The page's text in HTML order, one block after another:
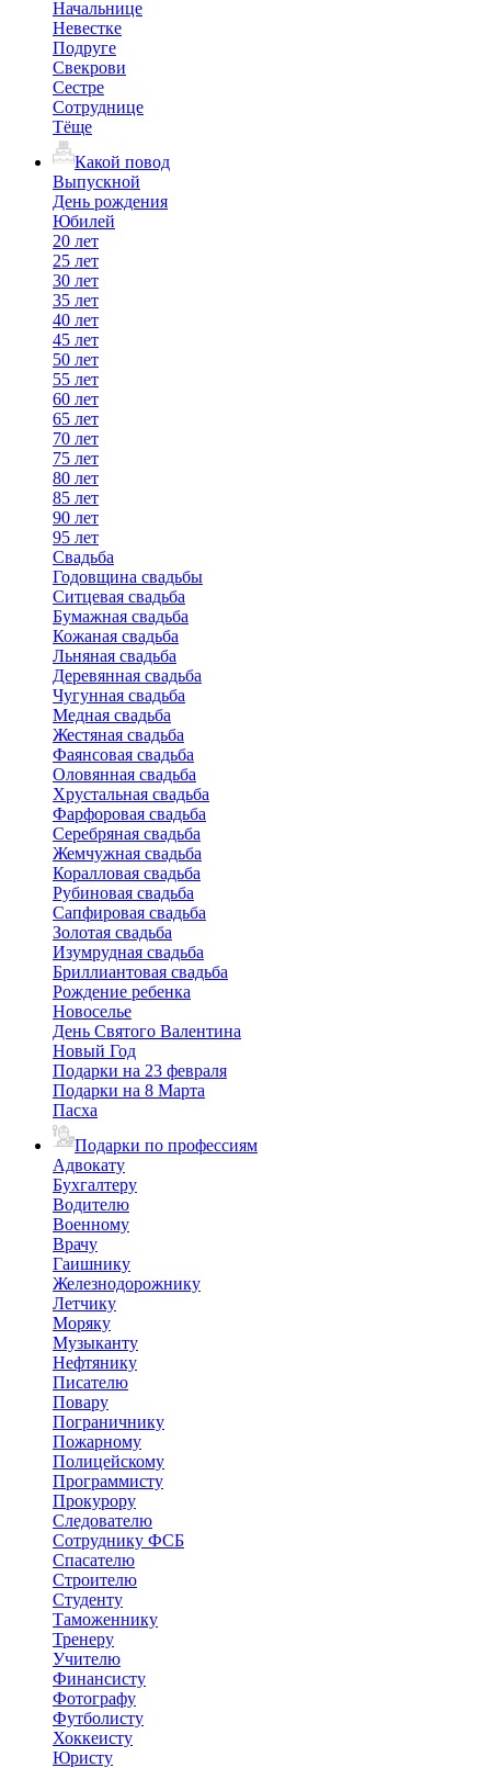
Начальнице
Невестке
Подруге
Свекрови
Сестре
Сотруднице
Тёще
Какой повод
Выпускной
День рождения
Юбилей
20 лет
25 лет
30 лет
35 лет
40 лет
45 лет
50 лет
55 лет
60 лет
65 лет
70 лет
75 лет
80 лет
85 лет
90 лет
95 лет
Свадьба
Годовщина свадьбы
Ситцевая свадьба
Бумажная свадьба
Кожаная свадьба
Льняная свадьба
Деревянная свадьба
Чугунная свадьба
Медная свадьба
Жестяная свадьба
Фаянсовая свадьба
Оловянная свадьба
Хрустальная свадьба
Фарфоровая свадьба
Серебряная свадьба
Жемчужная свадьба
Коралловая свадьба
Рубиновая свадьба
Сапфировая свадьба
Золотая свадьба
Изумрудная свадьба
Бриллиантовая свадьба
Рождение ребенка
Новоселье
День Святого Валентина
Новый Год
Подарки на 23 февраля
Подарки на 8 Марта
Пасха
Подарки по профессиям
Адвокату
Бухгалтеру
Водителю
Военному
Врачу
Гаишнику
Железнодорожнику
Летчику
Моряку
Музыканту
Нефтянику
Писателю
Повару
Пограничнику
Пожарному
Полицейскому
Программисту
Прокурору
Следователю
Сотруднику ФСБ
Спасателю
Строителю
Студенту
Таможеннику
Тренеру
Учителю
Финансисту
Фотографу
Футболисту
Хоккеисту
Юристу